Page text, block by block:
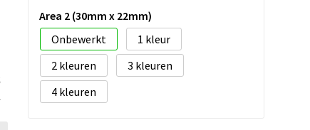
Area 2 (30mm x 22mm)
Onbewerkt
1
2
3
4